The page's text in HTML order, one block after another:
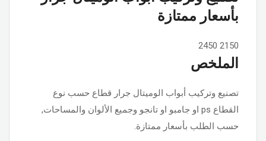
بأسعار ممتازة
2150
2450
الملخص
تصنيع وتركيب أبواب الوميتال جرار قطاع حسب نوع
القطاع ps او جامبو او تانجو وجميع الألوان والمساحات,
حسب الطلب بأسعار ممتازة.